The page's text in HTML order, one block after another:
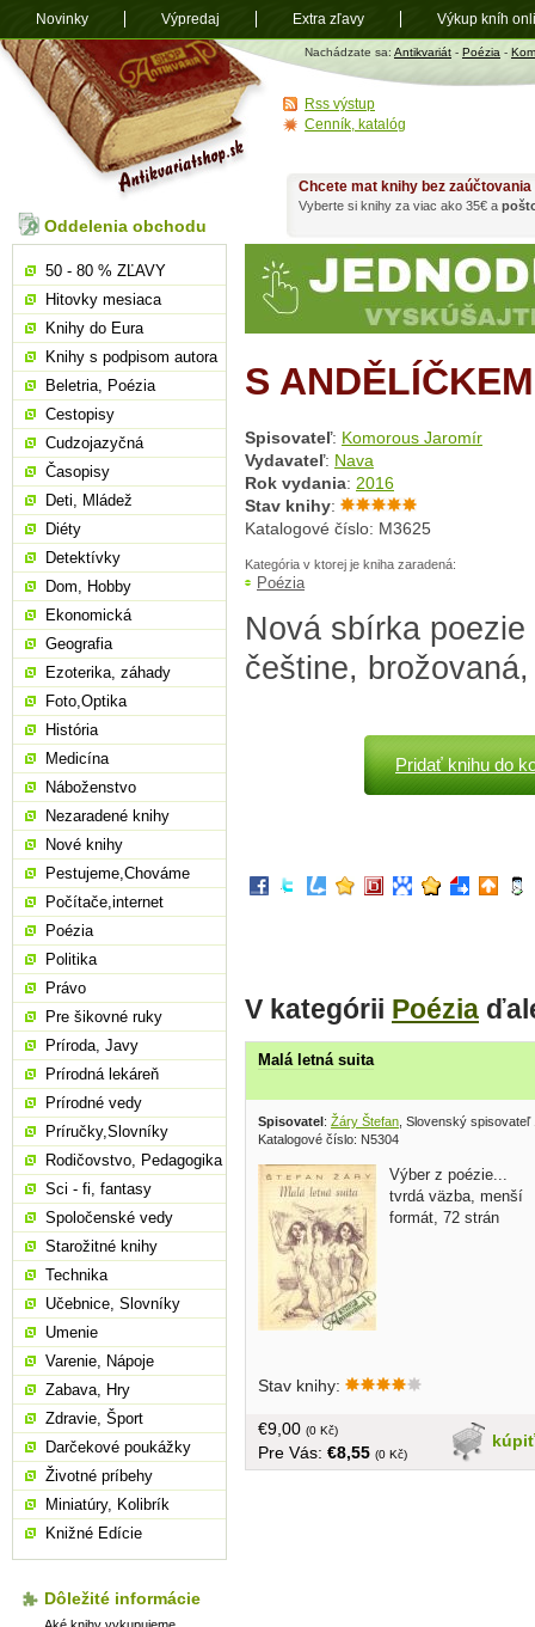
Antikvariát
shop.sk
Nachádzate sa: Antikvariát - Poézia -
S
Spisovateľ: Komorous Jaromír
Vydavateľ: Nava
Rok vydania: 2016
Stav knihy:
Katalogové číslo: M3625
Kategória v ktorej je kniha zaradená:
Poézia
Nová sbírka
češtine,
Pridať knihu do
V kategórii Poézia
Malá letná suita
Spisovatel: Žáry Štefan , Slovenský spisovateľ
Katalogové číslo: N5304
Výber z poézie...
tvrdá väzba, menší
formát, 72 strán
Stav knihy:
kúpiť
€9,00 (0 Kč)
Pre Vás: €8,55 (0 Kč)
Chcete mat knihy bez
Vyberte si knihy za viac ako 35€ a
Oddelenia obchodu
50 - 80 % ZĽAVY
Hitovky mesiaca
Knihy do Eura
Knihy s podpisom autora
Beletria, Poézia
Cestopisy
Cudzojazyčná
Časopisy
Deti, Mládež
Diéty
Detektívky
Dom, Hobby
Ekonomická
Geografia
Ezoterika, záhady
Foto,Optika
História
Medicína
Náboženstvo
Nezaradené knihy
Nové knihy
Pestujeme,Chováme
Počítače,internet
Poézia
Politika
Právo
Pre šikovné ruky
Príroda, Javy
Prírodná lekáreň
Prírodné vedy
Príručky,Slovníky
Rodičovstvo, Pedagogika
Sci - fi, fantasy
Spoločenské vedy
Starožitné knihy
Technika
Učebnice, Slovníky
Umenie
Varenie, Nápoje
Zabava, Hry
Zdravie, Šport
Darčekové poukážky
Životné príbehy
Miniatúry, Kolibrík
Knižné Edície
Dôležité informácie
Rss výstup
Cenník, katalóg
Novinky Výpredaj Extra zľavy Výkup kníh